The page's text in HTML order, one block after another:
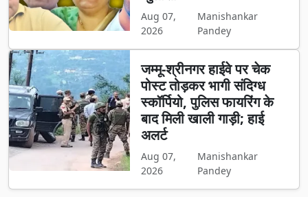
Aug 07,
2026
Manishankar
Pandey
जम्मू-श्रीनगर हाईवे पर चेक
पोस्ट तोड़कर भागी संदिग्ध
स्कॉर्पियो, पुलिस फायरिंग के
बाद मिली खाली गाड़ी; हाई
अलर्ट
Aug 07,
2026
Manishankar
Pandey